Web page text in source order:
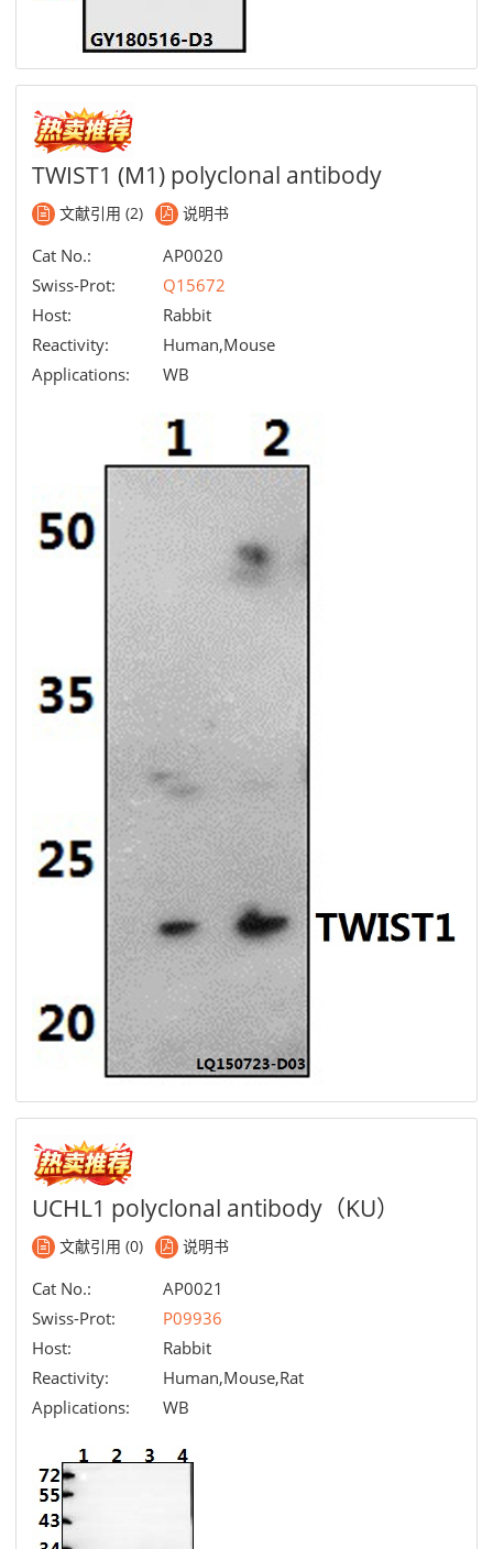
TWIST1 (M1) polyclonal antibody
文献引用 (2) 说明书
Cat No.:
AP0020
Swiss-Prot:
Q15672
Host:
Rabbit
Reactivity:
Human,Mouse
Applications:
WB
UCHL1 polyclonal antibody（KU）
文献引用 (0) 说明书
Cat No.:
AP0021
Swiss-Prot:
P09936
Host:
Rabbit
Reactivity:
Human,Mouse,Rat
Applications:
WB